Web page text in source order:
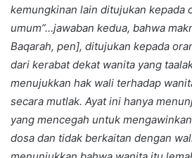
kemungkinan lain ditujukan kepada
umum”…jawaban kedua, bahwa
Baqarah, pen], ditujukan kepada
dari kerabat dekat wanita yang
menujukkan hak wali terhadap
secara mutlak. Ayat ini hanya
yang mencegah untuk
dosa dan tidak berkaitan dengan